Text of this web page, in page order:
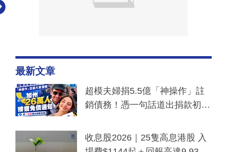
最新文章
超模夫婦捐5.5億「神操作」註
銷債務！憑一句話道出捐款初
一度被誤當詐騙手段
收息股2026｜25隻高息港股 入